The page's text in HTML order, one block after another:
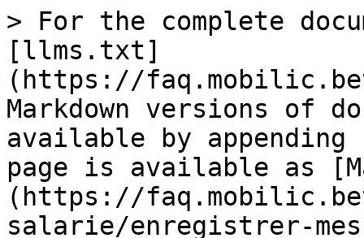
> For the complete
[llms.txt]
(https://
Markdown versions of
available by
page is available as
(https://
salarie/enregistrer-